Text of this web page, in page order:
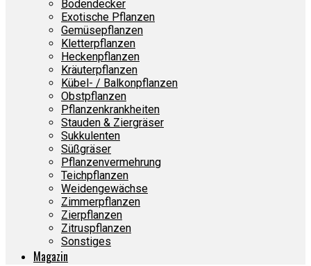
Bodendecker
Exotische Pflanzen
Gemüsepflanzen
Kletterpflanzen
Heckenpflanzen
Kräuterpflanzen
Kübel- / Balkonpflanzen
Obstpflanzen
Pflanzenkrankheiten
Stauden & Ziergräser
Sukkulenten
Süßgräser
Pflanzenvermehrung
Teichpflanzen
Weidengewächse
Zimmerpflanzen
Zierpflanzen
Zitruspflanzen
Sonstiges
Magazin